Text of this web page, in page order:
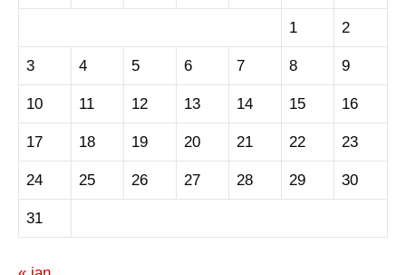
1 2
3 4 5 6 7 8 9
10 11 12 13 14 15 16
17 18 19 20 21 22 23
24 25 26 27 28 29 30
31